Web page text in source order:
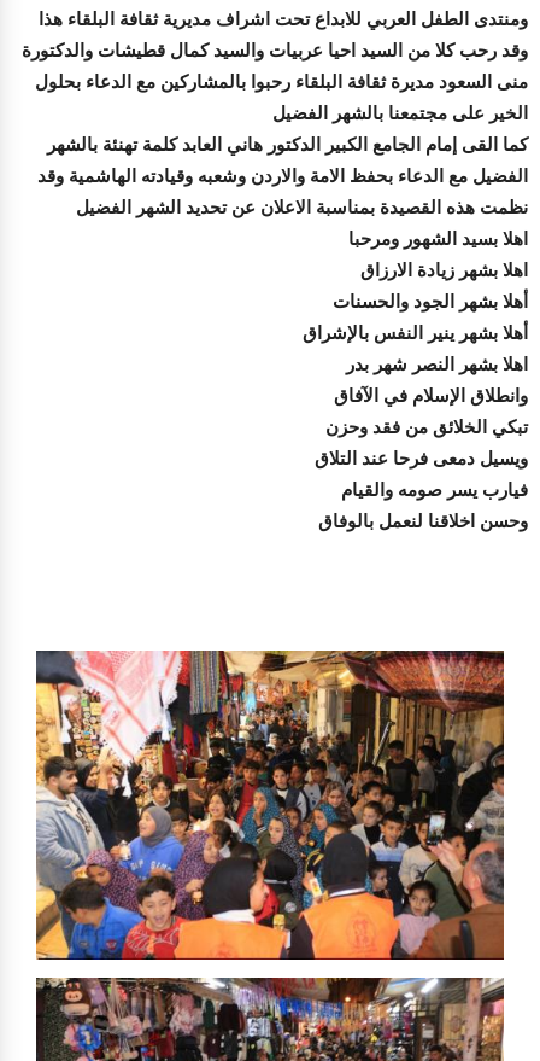
ومنتدى الطفل العربي للابداع تحت اشراف مديرية ثقافة البلقاء هذا
وقد رحب كلا من السيد احيا عربيات والسيد كمال قطيشات والدكتورة
منى السعود مديرة ثقافة البلقاء رحبوا بالمشاركين مع الدعاء بحلول
الخير على مجتمعنا بالشهر الفضيل
كما القى إمام الجامع الكبير الدكتور هاني العابد كلمة تهنئة بالشهر
الفضيل مع الدعاء بحفظ الامة والاردن وشعبه وقيادته الهاشمية وقد
نظمت هذه القصيدة بمناسبة الاعلان عن تحديد الشهر الفضيل
اهلا بسيد الشهور ومرحبا
اهلا بشهر زيادة الارزاق
أهلا بشهر الجود والحسنات
أهلا بشهر ينير النفس بالإشراق
اهلا بشهر النصر شهر بدر
وانطلاق الإسلام في الآفاق
تبكي الخلائق من فقد وحزن
ويسيل دمعى فرحا عند التلاق
فيارب يسر صومه والقيام
وحسن اخلاقنا لنعمل بالوفاق